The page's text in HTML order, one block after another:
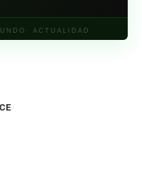
ACTUALIDAD